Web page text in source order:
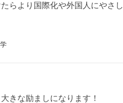
らより国際化や外国人にやさし
きな励ましになります！